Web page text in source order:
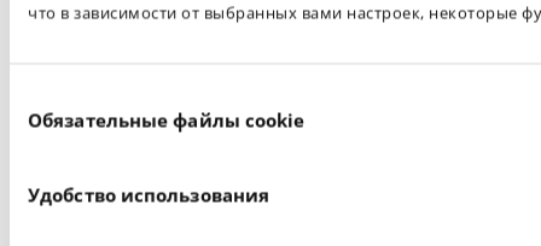
что в зависимости от выбранных вами настроек, некоторые
согласия
Обязательные файлы cookie
Удобство использования